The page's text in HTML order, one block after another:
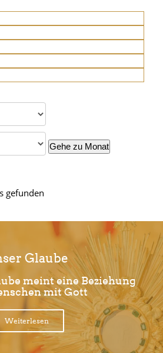
Gehe zu Monat
gefunden
Glaube
meint eine Beziehung
mit Gott
Weiterlesen